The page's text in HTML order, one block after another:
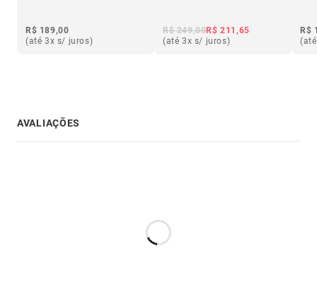
R$ 189,00
(até 3x s/ juros)
R$ 249,00R$ 211,65
(até 3x s/ juros)
R$
AVALIAÇÕES